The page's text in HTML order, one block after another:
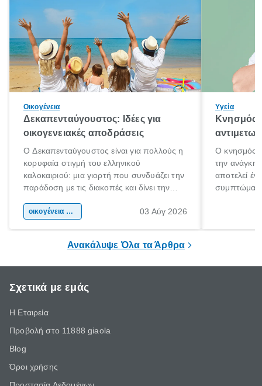
Οικογένεια
Δεκαπενταύγουστος: Ιδέες για
οικογενειακές αποδράσεις
Ο Δεκαπενταύγουστος είναι για πολλούς η
κορυφαία στιγμή του ελληνικού
καλοκαιριού: μια γιορτή που συνδυάζει την
παράδοση με τις διακοπές και δίνει την
χώρας. Είτε πρόκειται για λίγες μέρες
οικογένεια & παιδί 03 Αύγ 2026
Υγεία
Κνησμός:
Ο κνησμός
την ανάγκη
αποτελεί
Ανακάλυψε Όλα τα Άρθρα
Σχετικά με εμάς
Η Εταιρεία
Προβολή στο 11888 giaola
Blog
Όροι χρήσης